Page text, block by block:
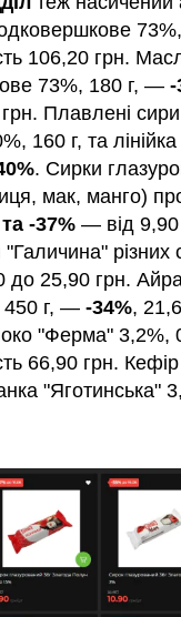
106,20 грн.
73%, 180 г, — -
грн. Плавлені
160 г, та
. Сирки
мак, манго)
-37% — від 9,90
"Галичина" різних
до 25,90 грн.
450 г, — -34%,
"Ферма" 3,2%,
66,90 грн.
"Яготинська"